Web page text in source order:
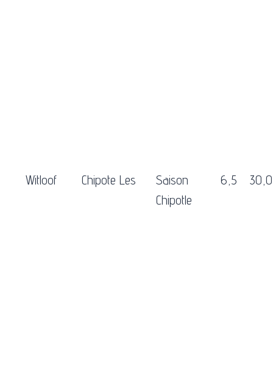
Witloof Chipote Les
Saison
Chipotle
6,5 30,0